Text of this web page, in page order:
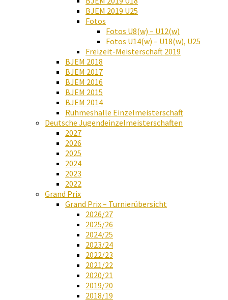
BJEM 2019 U25
Fotos
Fotos U8(w) – U12(w)
Fotos U14(w) – U18(w), U25
Freizeit-Meisterschaft 2019
BJEM 2018
BJEM 2017
BJEM 2016
BJEM 2015
BJEM 2014
Ruhmeshalle Einzelmeisterschaft
Deutsche Jugendeinzelmeisterschaften
2027
2026
2025
2024
2023
2022
Grand Prix
Grand Prix – Turnierübersicht
2026/27
2025/26
2024/25
2023/24
2022/23
2021/22
2020/21
2019/20
2018/19